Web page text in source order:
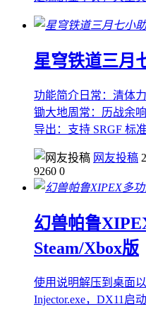
星穹铁道三月
功能简介日常：清体
锄大地周常：历战余
导出：支持 SRGF 标
网友投稿
9260 0
幻兽帕鲁
Steam/Xbox版
使用说明解压到桌面
Injector.exe，DX11启